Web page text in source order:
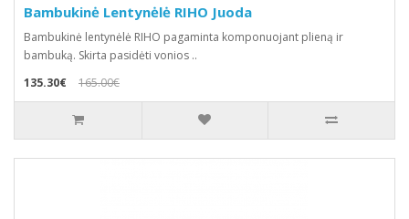
Bambukinė Lentynėlė RIHO Juoda
Bambukinė lentynėlė RIHO pagaminta komponuojant plieną ir
bambuką. Skirta pasidėti vonios ..
135.30€
165.00€